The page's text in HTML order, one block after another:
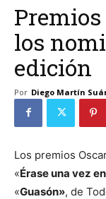
Premios
los
edición
Por Diego Martín
Los premios
«Érase una vez
«Guasón», de